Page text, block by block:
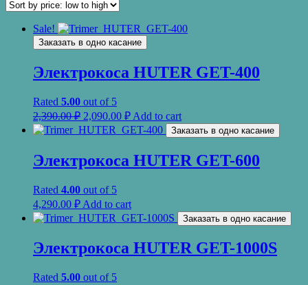
Sale!
Заказать в одно касание
Электрокоса HUTER GET-400
Rated 5.00 out of 5
2,390.00₽ 2,090.00 ₽ Add to cart
Заказать в одно касание
Электрокоса HUTER GET-600
Rated 4.00 out of 5
4,290.00 ₽ Add to cart
Заказать в одно касание
Электрокоса HUTER GET-1000S
Rated 5.00 out of 5